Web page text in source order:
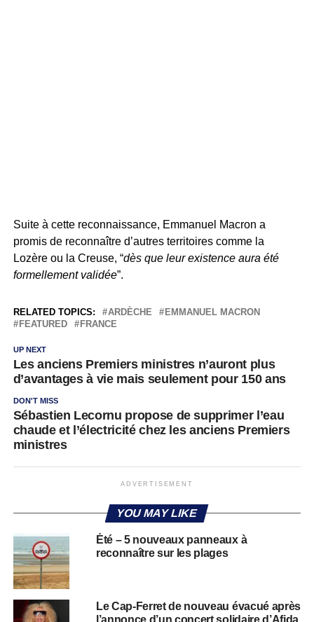
Suite à cette reconnaissance, Emmanuel Macron a
promis de reconnaître d’autres territoires comme la
Lozère ou la Creuse, “dès que leur existence aura été
formellement validée”.
RELATED TOPICS: ARDÈCHE
EMMANUEL MACRON
FEATURED
FRANCE
UP NEXT
Les anciens Premiers ministres n’auront plus
d’avantages à vie mais seulement pour 150 ans
DON'T MISS
Sébastien Lecornu propose de supprimer l’eau
chaude et l’électricité chez les anciens Premiers
ministres
ADVERTISEMENT
YOU MAY LIKE
Été – 5 nouveaux panneaux à
reconnaître sur les plages
Le Cap-Ferret de nouveau évacué après
l’annonce d’un concert solidaire d’Afida